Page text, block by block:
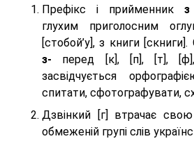
Префікс і прийменник з
глухим приголосним
[стобой’у], з книги
з- перед [к], [п], [т],
засвідчується
спитати, сфотографувати,
Дзвінкий [г] втрачає
обмеженій групі слів